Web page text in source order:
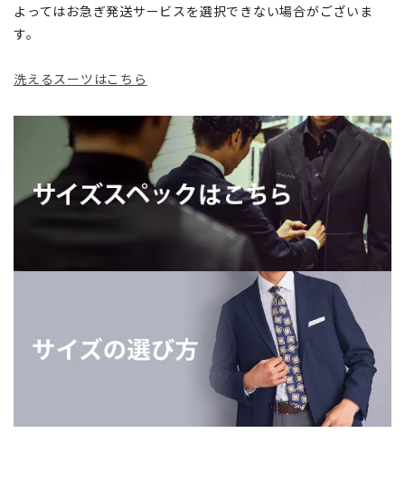
よってはお急ぎ発送サービスを選択できない場合がございま
す。
洗えるスーツはこちら